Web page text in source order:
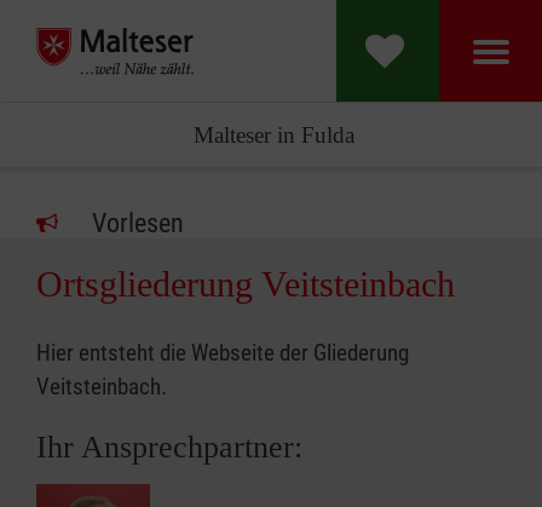
Malteser in Fulda
Vorlesen
Ortsgliederung Veitsteinbach
Hier entsteht die Webseite der Gliederung
Veitsteinbach.
Ihr Ansprechpartner: